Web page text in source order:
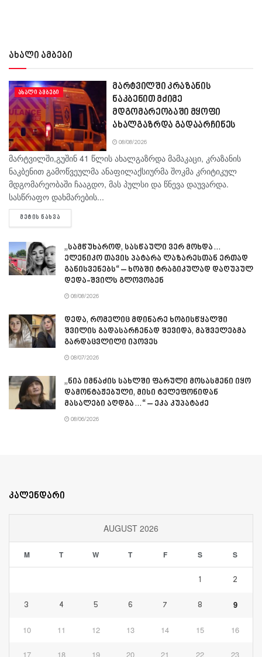
ახალი ამბები
ᲐᲮᲐᲚᲘ ᲐᲛᲑᲔᲑᲘ
მარტვილში კრაზანის
ნაკბენით მძიმე
მდგომარეობაში მყოფი
ახალგაზრდა გადაარჩინეს
08/08/2026
მარტვილში,გუშინ 41 წლის ახალგაზრდა მამაკაცი, კრაზანის
ნაკბენით გამოწვეულმა ანაფილაქსიურმა შოკმა კრიტიკულ
მდგომარეობაში ჩააგდო, მას პულსი და წნევა დაუვარდა.
სასწრაფო დახმარების...
ᲛᲔᲢᲘᲡ ᲜᲐᲮᲕᲐ
„სამწუხაროდ, სასწაული ვერ მოხდა…
ელენიკო თავის პატარა ლაზარესთან ერთად
განისვენებს“ – ხობში ტრაგიკულად დაღუპულ
დედა-შვილს გლოვობენ
08/08/2026
დედა, რომელიც მდინარე ხობისწყალში
შვილის გადასარჩენად შევიდა, მაშველებმა
გარდაცვლილი იპოვეს
08/07/2026
„ნია იმნაძის სახლში ფარული მოსასმენი იყო
დამონტაჟებული, მისი ტელეფონიდან
მასალები აღდგა…“ – ეკა კუპატაძე
08/06/2026
კალენდარი
AUGUST 2026
M T W T F S S
1 2
3 4 5 6 7 8 9
10 11 12 13 14 15 16
17 18 19 20 21 22 23